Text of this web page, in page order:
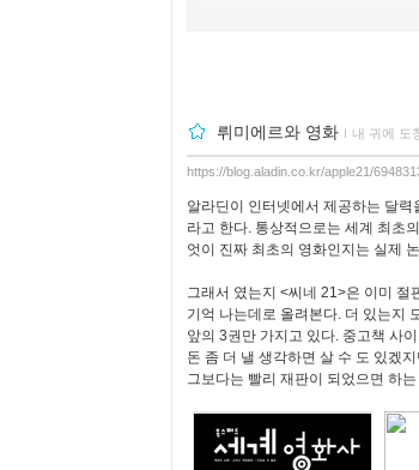
뤼미에르와 영화 ｌ 내 귀에 도
https://blog.aladin.co.kr/apple21/
알라딘이 인터넷에서 제공하는 달
라고 한다. 통상적으로는 세계 최초
엇이 진짜 최초의 영화인지는 실제
그래서 였는지 <씨네 21>은 이미 절
기억 나는데로 올려본다. 더 있는지
앞의 3권만 가지고 있다. 중고책 사
돈 좀 더 낼 생각하면 살 수 도 있겠
그보다는 빨리 재판이 되었으면 하는